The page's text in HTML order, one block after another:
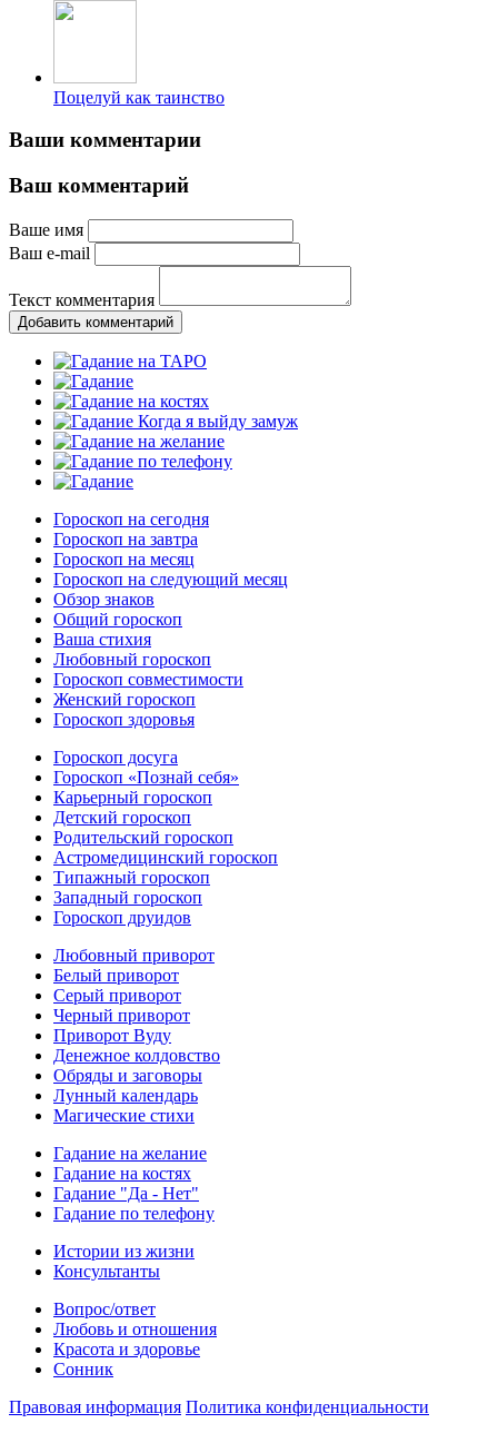
Поцелуй как таинство
Ваши комментарии
Ваш комментарий
Ваше имя
Ваш e-mail
Текст комментария
Добавить комментарий
Гороскоп на сегодня
Гороскоп на завтра
Гороскоп на месяц
Гороскоп на следующий месяц
Обзор знаков
Общий гороскоп
Ваша стихия
Любовный гороскоп
Гороскоп совместимости
Женский гороскоп
Гороскоп здоровья
Гороскоп досуга
Гороскоп «Познай себя»
Карьерный гороскоп
Детский гороскоп
Родительский гороскоп
Астромедицинский гороскоп
Типажный гороскоп
Западный гороскоп
Гороскоп друидов
Любовный приворот
Белый приворот
Серый приворот
Черный приворот
Приворот Вуду
Денежное колдовство
Обряды и заговоры
Лунный календарь
Магические стихи
Гадание на желание
Гадание на костях
Гадание "Да - Нет"
Гадание по телефону
Истории из жизни
Консультанты
Вопрос/ответ
Любовь и отношения
Красота и здоровье
Сонник
Правовая информация Политика конфиденциальности